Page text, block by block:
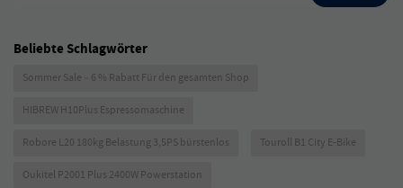
Beliebte Schlagwörter
Sommer Sale – 6 % Rabatt Für den gesamten Shop
HIBREW H10Plus Espressomaschine
Robore L20 180kg Belastung 3,5PS bürstenlos Touroll B1 City E-Bike
Oukitel P2001 Plus 2400W Powerstation